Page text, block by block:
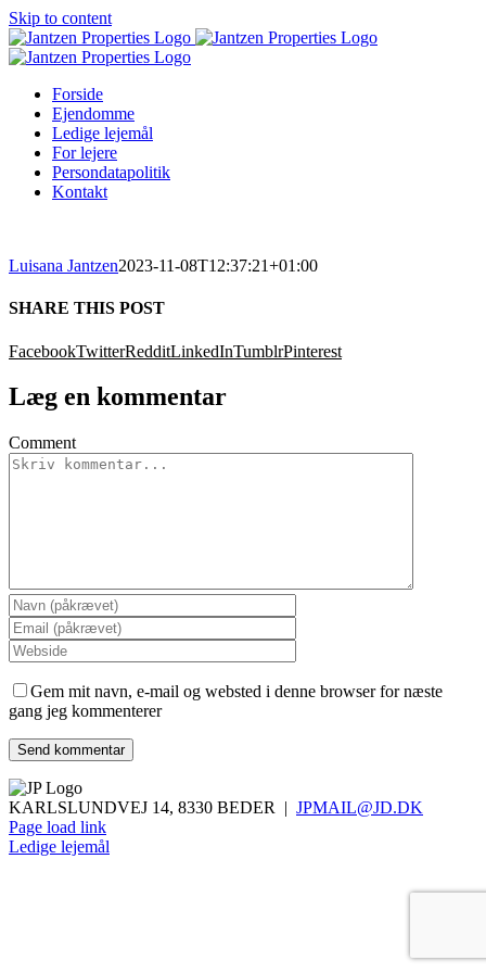
Skip to content
Forside
Ejendomme
Ledige lejemål
For lejere
Persondatapolitik
Kontakt
Luisana Jantzen2023-11-08T12:37:21+01:00
SHARE THIS POST
FacebookTwitterRedditLinkedInTumblrPinterest
Læg en kommentar
Comment
Gem mit navn, e-mail og websted i denne browser for næste
gang jeg kommenterer
KARLSLUNDVEJ 14, 8330 BEDER | JPMAIL@JD.DK
Page load link
Ledige lejemål